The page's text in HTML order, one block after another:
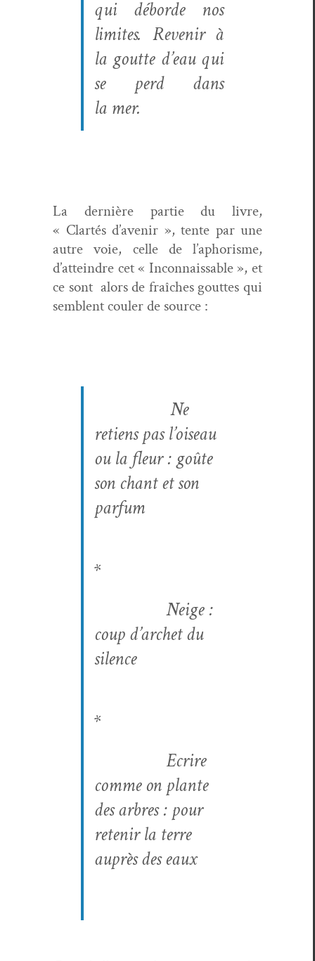
qui débor­de nos
lim­ites. Revenir à
la goutte d’eau qui
se perd dans
la mer.
La dernière par­tie du livre,
« Clartés d’avenir », tente par une
autre voie, celle de l’aphorisme,
d’atteindre cet « Incon­naiss­able », et
ce sont alors de fraîch­es gouttes qui
sem­blent couler de source :
Ne
retiens pas l’oiseau
ou la fleur : goûte
son chant et son
parfum
*
Neige :
coup d’archet du
silence
*
Ecrire
comme on plante
des arbres : pour
retenir la terre
auprès des eaux